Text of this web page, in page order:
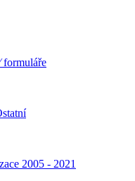
formuláře
2005 - 2021